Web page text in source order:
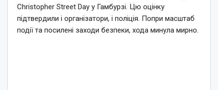
Christopher Street Day у Гамбурзі. Цю оцінку
підтвердили і організатори, і поліція. Попри масштаб
події та посилені заходи безпеки, хода минула мирно.